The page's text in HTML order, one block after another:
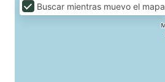
Buscar mientras muevo el mapa